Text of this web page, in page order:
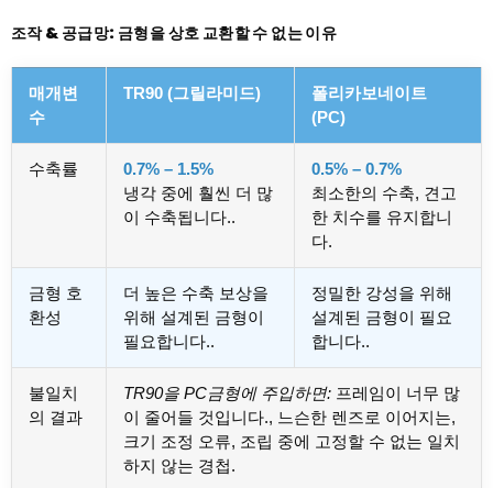
조작 & 공급망: 금형을 상호 교환할 수 없는 이유
매개변
수
TR90 (그릴라미드)
폴리카보네이트
(PC)
수축률
0.7% – 1.5%
냉각 중에 훨씬 더 많
이 수축됩니다..
0.5% – 0.7%
최소한의 수축, 견고
한 치수를 유지합니
다.
금형 호
환성
더 높은 수축 보상을
위해 설계된 금형이
필요합니다..
정밀한 강성을 위해
설계된 금형이 필요
합니다..
불일치
의 결과
TR90을 PC금형에 주입하면: 프레임이 너무 많
이 줄어들 것입니다., 느슨한 렌즈로 이어지는,
크기 조정 오류, 조립 중에 고정할 수 없는 일치
하지 않는 경첩.